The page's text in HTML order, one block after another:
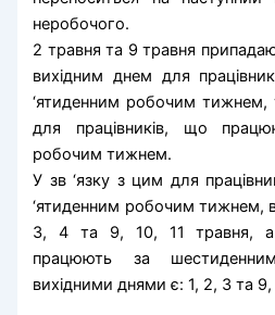
неробочого.
2 травня та 9 травня
вихідним днем для
‘ятиденним робочим тижнем,
для працівників, що
робочим тижнем.
У зв ‘язку з цим для
‘ятиденним робочим тижнем,
3, 4 та 9, 10, 11 травня, а
працюють за
вихідними днями є: 1, 2, 3 та 9,